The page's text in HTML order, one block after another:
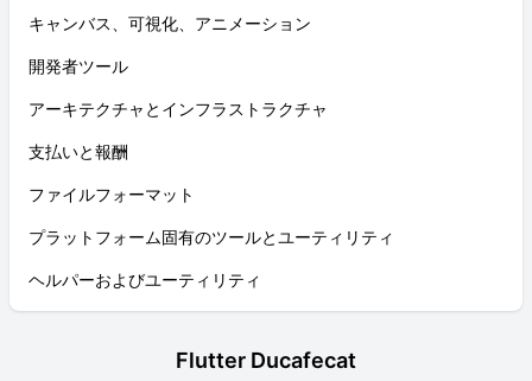
キャンバス、可視化、アニメーション
開発者ツール
アーキテクチャとインフラストラクチャ
支払いと報酬
ファイルフォーマット
プラットフォーム固有のツールとユーティリティ
ヘルパーおよびユーティリティ
Flutter Ducafecat